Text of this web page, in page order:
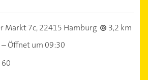
Markt 7c,22415 Hamburg
3,2 km
–Öffnet um 09:30